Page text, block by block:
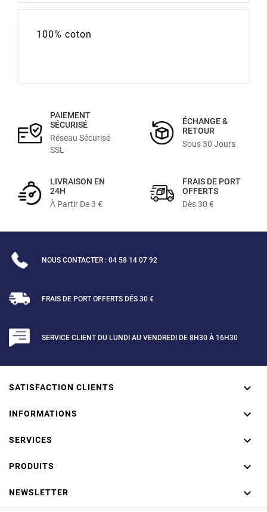
100% coton
PAIEMENT
SÉCURISÉ
Réseau Sécurisé
SSL
ÉCHANGE &
RETOUR
Sous 30 Jours
LIVRAISON EN
24H
À Partir De 3 €
FRAIS DE PORT
OFFERTS
Dès 30 €
NOUS CONTACTER : 04 58 14 07 92
FRAIS DE PORT OFFERTS DÉS 30 €
SERVICE CLIENT DU LUNDI AU VENDREDI DE 8H30 À 16H30
SATISFACTION CLIENTS 
INFORMATIONS 
SERVICES 
PRODUITS 
NEWSLETTER 